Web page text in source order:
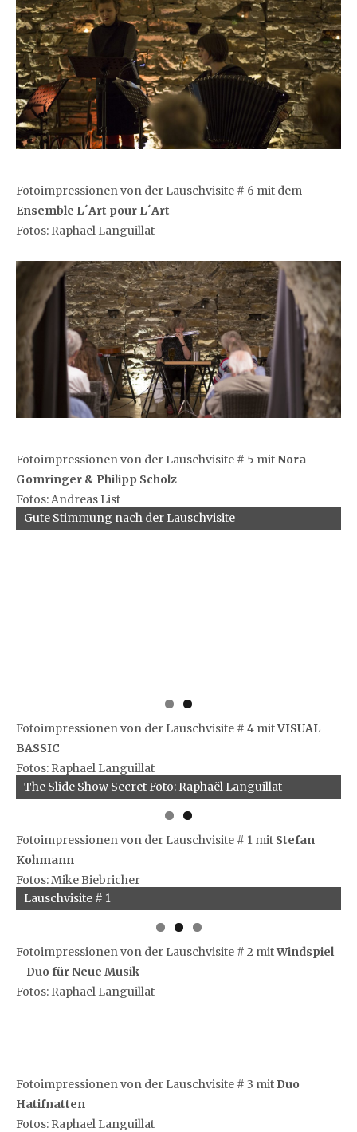
Fotoimpressionen von der Lauschvisite # 6 mit dem
Ensemble L´Art pour L´Art
Fotos: Raphael Languillat
Fotoimpressionen von der Lauschvisite # 5 mitNora
Gomringer & Philipp Scholz
Fotos: Andreas List
Gute Stimmung nach der Lauschvisite
Fotoimpressionen von der Lauschvisite # 4 mitVISUAL
BASSIC
Fotos: Raphael Languillat
The Slide Show Secret Foto: Raphaël Languillat
Fotoimpressionen von der Lauschvisite # 1 mit Stefan
Kohmann
Fotos: Mike Biebricher
Lauschvisite # 1
Fotoimpressionen von der Lauschvisite # 2 mitWindspiel
– Duo für Neue Musik
Fotos: Raphael Languillat
Fotoimpressionen von der Lauschvisite # 3 mit Duo
Hatifnatten
Fotos: Raphael Languillat